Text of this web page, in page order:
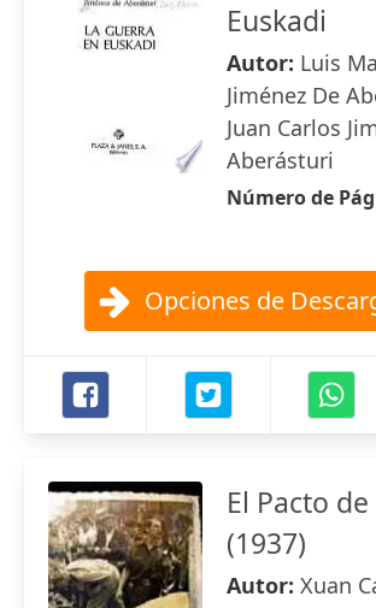
Euskadi
Autor: Luis
Jiménez De
Juan Carlos
Aberásturi
Número de
Opciones de
El Pacto
(1937)
Autor: Xuan